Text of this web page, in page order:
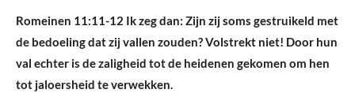
Romeinen 11:11-12 Ik zeg dan: Zijn zij soms gestruikeld met
de bedoeling dat zij vallen zouden? Volstrekt niet! Door hun
val echter is de zaligheid tot de heidenen gekomen om hen
tot jaloersheid te verwekken.